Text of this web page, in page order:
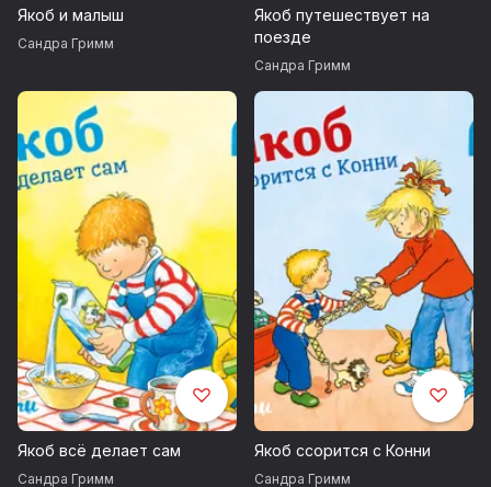
Якоб и малыш
Сандра Гримм
Якоб путешествует на
поезде
Сандра Гримм
Якоб всё делает сам
Сандра Гримм
Якоб ссорится с Конни
Сандра Гримм